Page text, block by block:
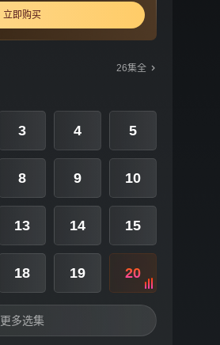
立即购买
26集全
3 4 5
8 9 10
13 14 15
18 19 20
更多选集